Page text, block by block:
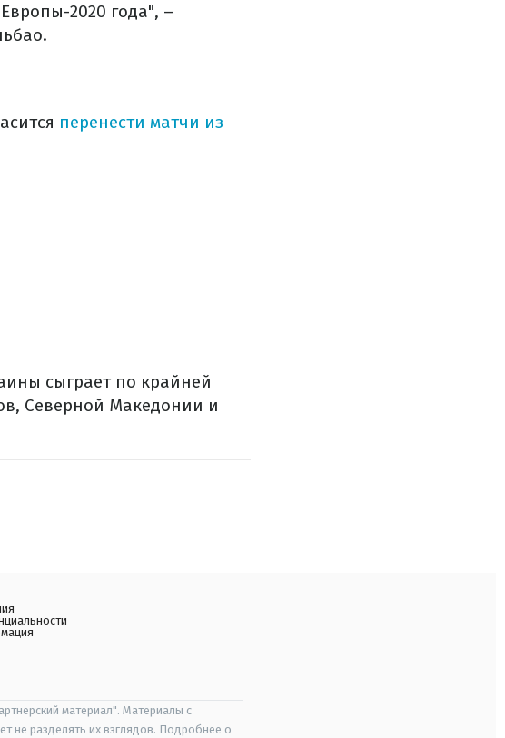
2020 года", –
перенести матчи из
сыграет по крайней
Северной Македонии и
материал". Материалы с
не разделять их взглядов. Подробнее о